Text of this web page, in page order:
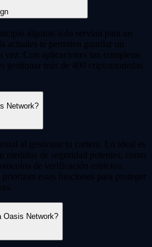
algunas solo servían para un
actuales te permiten guardar un
vez. Con aplicaciones tan completas
gestionar más de 400 criptomonedas
Network?
al gestionar tu cartera. Lo ideal es
medidas de seguridad potentes, como
de verificación estrictos.
estas funciones para proteger
Oasis Network?